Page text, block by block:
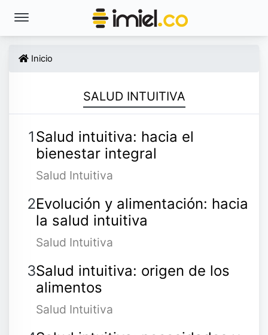
Inicio
SALUD INTUITIVA
Salud intuitiva: hacia el
bienestar integral
Salud Intuitiva
Evolución y alimentación: hacia
la salud intuitiva
Salud Intuitiva
Salud intuitiva: origen de los
alimentos
Salud Intuitiva